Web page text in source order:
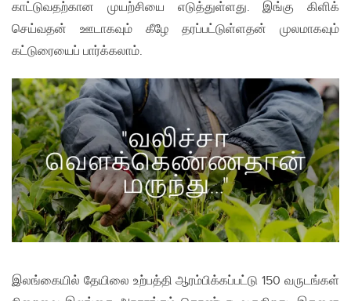
காட்டுவதற்கான முயற்சியை எடுத்துள்ளது. இங்கு கிளிக்
செய்வதன் ஊடாகவும் கீழே தரப்பட்டுள்ளதன் முலமாகவும்
கட்டுரையைப் பார்க்கலாம்.
இலங்கையில் தேயிலை உற்பத்தி ஆரம்பிக்கப்பட்டு 150 வருடங்கள்